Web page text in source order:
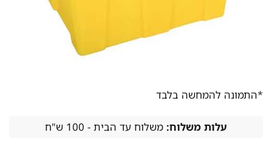
*התמונה להמחשה בלבד
עלות משלוח:משלוח עד הבית - 100 ש"ח